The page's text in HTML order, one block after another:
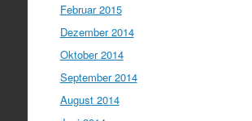
Februar 2015
Dezember 2014
Oktober 2014
September 2014
August 2014